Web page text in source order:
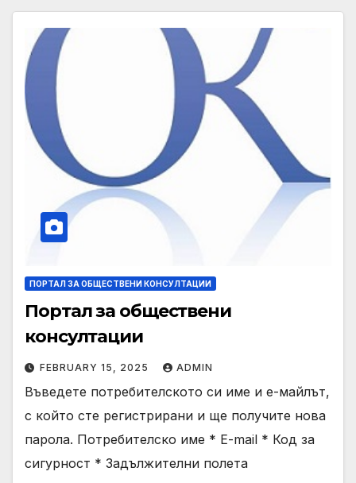
ПОРТАЛ ЗА ОБЩЕСТВЕНИ КОНСУЛТАЦИИ
Портал за обществени
консултации
FEBRUARY 15, 2025 ADMIN
Въведете потребителското си име и е-майлът,
с който сте регистрирани и ще получите нова
парола. Потребителско име * E-mail * Код за
сигурност * Задължителни полета